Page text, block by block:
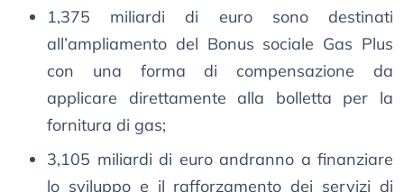
1,375 miliardi di euro sono destinati
all’ampliamento del Bonus sociale Gas Plus
con una forma di compensazione da
applicare direttamente alla bolletta per la
fornitura di gas;
3,105 miliardi di euro andranno a finanziare
lo sviluppo e il rafforzamento dei servizi di